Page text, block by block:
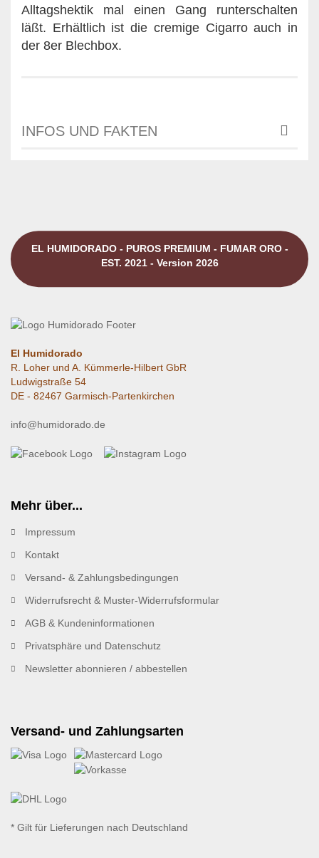
Alltagshektik mal einen Gang runterschalten
läßt. Erhältlich ist die cremige Cigarro auch in
der 8er Blechbox.
INFOS UND FAKTEN
EL HUMIDORADO - PUROS PREMIUM - FUMAR ORO -
EST. 2021 - Version 2026
El Humidorado
R. Loher und A. Kümmerle-Hilbert GbR
Ludwigstraße 54
DE - 82467 Garmisch-Partenkirchen
info@humidorado.de
Mehr über...
Impressum
Kontakt
Versand- & Zahlungsbedingungen
Widerrufsrecht & Muster-Widerrufsformular
AGB & Kundeninformationen
Privatsphäre und Datenschutz
Newsletter abonnieren / abbestellen
Versand- und Zahlungsarten
* Gilt für Lieferungen nach Deutschland